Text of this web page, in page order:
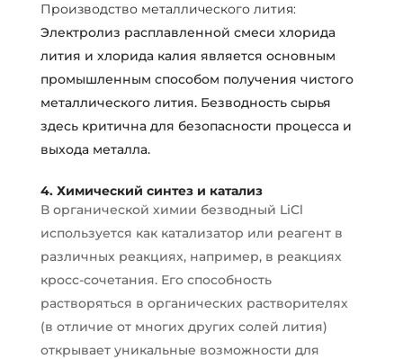
Производство металлического лития:
Электролиз расплавленной смеси хлорида
лития и хлорида калия является основным
промышленным способом получения чистого
металлического лития. Безводность сырья
здесь критична для безопасности процесса и
выхода металла.
4. Химический синтез и катализ
В органической химии безводный LiCl
используется как катализатор или реагент в
различных реакциях, например, в реакциях
кросс-сочетания. Его способность
растворяться в органических растворителях
(в отличие от многих других солей лития)
открывает уникальные возможности для